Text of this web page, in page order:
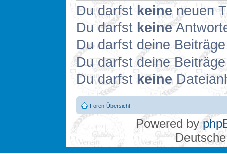
Du darfst keine neuen
Du darfst keine
Du darfst deine
Du darfst deine
Du darfst keine
Foren-Übersicht
Powered by